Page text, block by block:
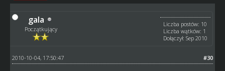
gala
Początkujący
Liczba postów: 10
Liczba wątków: 1
Dołączył: Sep 2010
#30
2010-10-04, 17:50:47